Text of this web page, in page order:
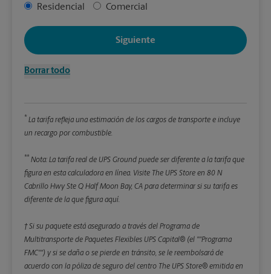
Address Type
Residencial Comercial
Borrar todo
Siguiente
* La tarifa refleja una estimación de los cargos de transporte e incluye
un recargo por combustible.
** Nota: La tarifa real de UPS Ground puede ser diferente a la tarifa que
figura en esta calculadora en línea. Visite The UPS Store en 80 N
Cabrillo Hwy Ste Q Half Moon Bay, CA para determinar si su tarifa es
diferente de la que figura aquí.
† Si su paquete está asegurado a través del Programa de
Multitransporte de Paquetes Flexibles UPS Capital® (el ""Programa
FMC"") y si se daña o se pierde en tránsito, se le reembolsará de
acuerdo con la póliza de seguro del centro The UPS Store® emitida en